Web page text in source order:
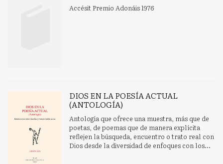
Accésit Premio Adonáis 1976
DIOS EN LA POESÍA ACTUAL
(ANTOLOGÍA)
Antología que ofrece una muestra, más que de
poetas, de poemas que de manera explícita
reflejen la búsqueda, encuentro o trato real con
Dios desde la diversidad de enfoques con los...